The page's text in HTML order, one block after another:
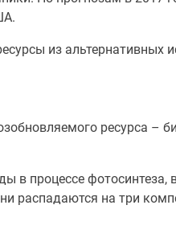
из альтернативных
ресурса –
в процессе
распадаются на три